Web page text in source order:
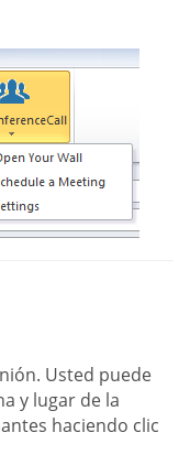
Usted puede
y lugar de la
haciendo clic